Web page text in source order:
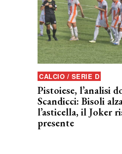
CALCIO / SERIE D
Pistoiese, l’analisi
Scandicci: Bisoli
l’asticella, il Joker
presente